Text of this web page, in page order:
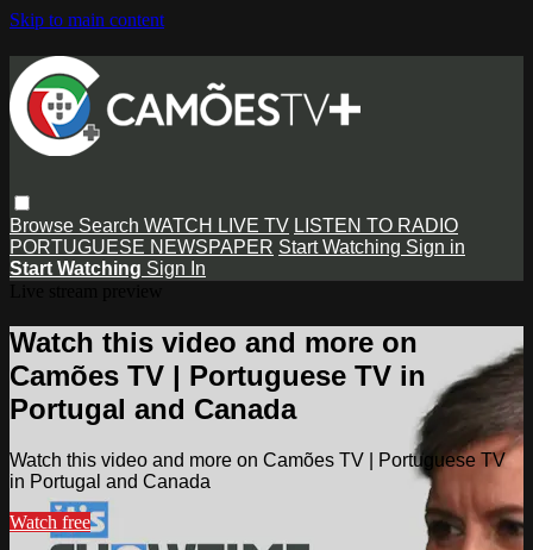
Skip to main content
Browse Search WATCH LIVE TV LISTEN TO RADIO
PORTUGUESE NEWSPAPER Start Watching Sign in
Start Watching Sign In
Watch this video and more on
Camões TV | Portuguese TV in
Portugal and Canada
Watch this video and more on Camões TV | Portuguese TV
in Portugal and Canada
Watch free